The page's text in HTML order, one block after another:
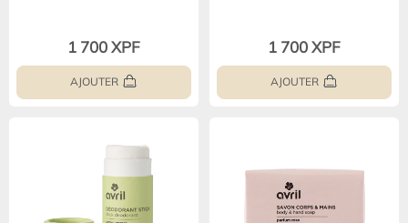
1 700 XPF
AJOUTER
1 700 XPF
AJOUTER